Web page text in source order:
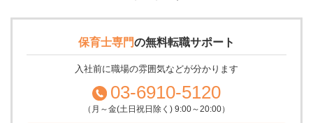
保育士専門の無料転職サポート
入社前に職場の雰囲気などが分かります
03-6910-5120
（月～金(土日祝日除く) 9:00～20:00）